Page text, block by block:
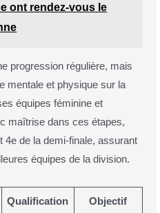
ont rendez-vous le
progression régulière, mais
mentale et physique sur la
équipes féminine et
maîtrise dans ces étapes,
4e de la demi-finale, assurant
équipes de la division.
Qualification
Objectif